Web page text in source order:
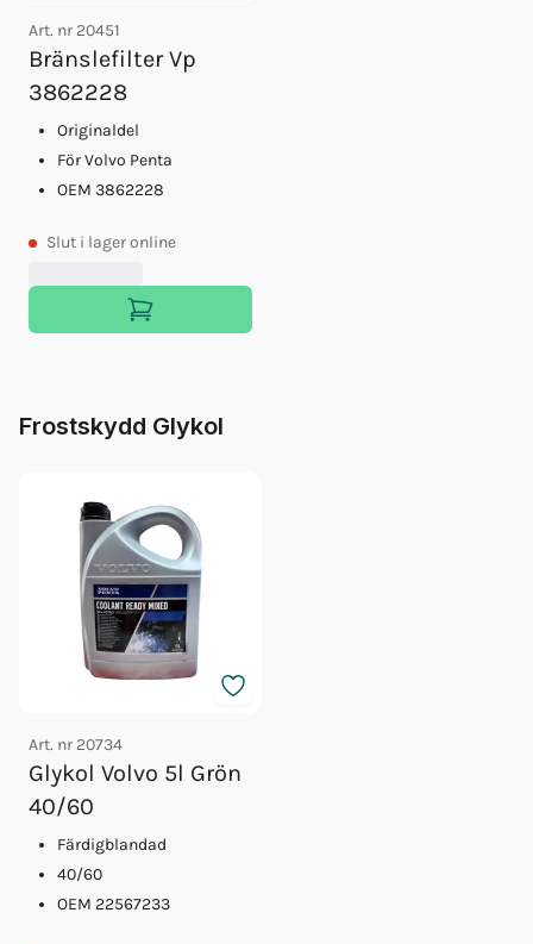
Art. nr 20451
Bränslefilter Vp
3862228
Originaldel
För Volvo Penta
OEM 3862228
Slut i lager online
Frostskydd Glykol
Art. nr 20734
Glykol Volvo 5l Grön
40/60
Färdigblandad
40/60
OEM 22567233